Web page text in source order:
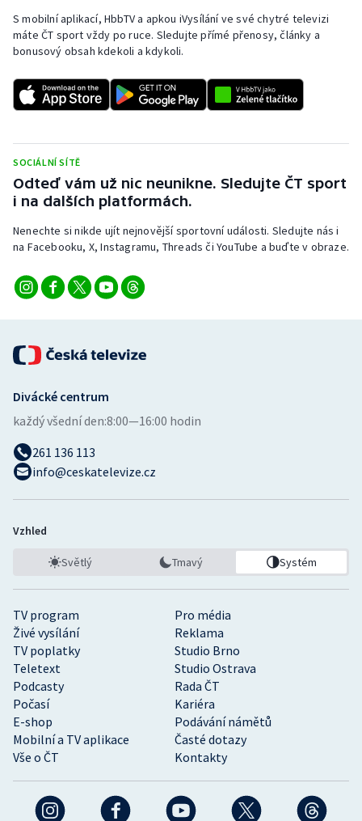
Short track
Stolní tenis
Triatlon
Veslování
Vodní slalom
Ostatní
S mobilní aplikací, HbbTV a apkou iVysílání ve své chytré televizi
máte ČT sport vždy po ruce. Sledujte přímé přenosy, články a
bonusový obsah kdekoli a kdykoli.
SOCIÁLNÍ SÍTĚ
Odteď vám už nic neunikne. Sledujte ČT sport
i na dalších platformách.
Nenechte si nikde ujít nejnovější sportovní události. Sledujte nás i
na Facebooku, X, Instagramu, Threads či YouTube a buďte v obraze.
TV program
Pro média
Živé vysílání
Reklama
TV poplatky
Studio Brno
Teletext
Studio Ostrava
Podcasty
Rada ČT
Počasí
Kariéra
E-shop
Podávání námětů
Mobilní a TV aplikace
Časté dotazy
Vše o ČT
Kontakty
Divácké centrum
každý všední den:8:00—16:00 hodin
261 136 113
info@ceskatelevize.cz
Vzhled
Světlý Tmavý Systém